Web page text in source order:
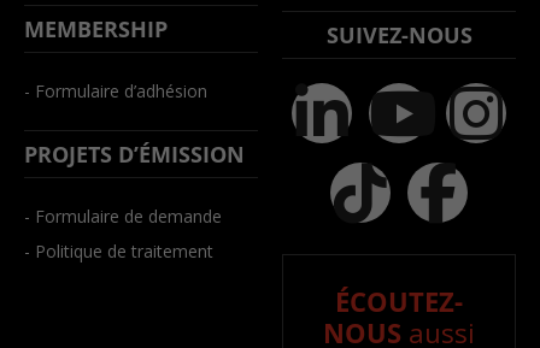
MEMBERSHIP
- Formulaire d’adhésion
PROJETS D’ÉMISSION
- Formulaire de demande
- Politique de traitement
SUIVEZ-NOUS
ÉCOUTEZ-
NOUS aussi